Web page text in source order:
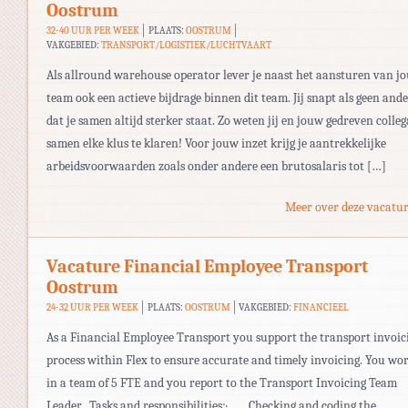
Oostrum
32-40 UUR PER WEEK PLAATS: OOSTRUM
VAKGEBIED: TRANSPORT/LOGISTIEK/LUCHTVAART
Als allround warehouse operator lever je naast het aansturen van
team ook een actieve bijdrage binnen dit team. Jij snapt als geen
dat je samen altijd sterker staat. Zo weten jij en jouw gedreven
samen elke klus te klaren! Voor jouw inzet krijg je aantrekkelijke
arbeidsvoorwaarden zoals onder andere een brutosalaris tot […]
Meer over deze
Vacature Financial Employee Transport
Oostrum
24-32 UUR PER WEEK PLAATS: OOSTRUM VAKGEBIED:FINANCIEEL
As a Financial Employee Transport you support the transport
process within Flex to ensure accurate and timely invoicing. You
in a team of 5 FTE and you report to the Transport Invoicing Team